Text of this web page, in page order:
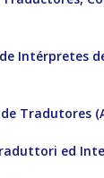
Intérpretes
Tradutores
ed